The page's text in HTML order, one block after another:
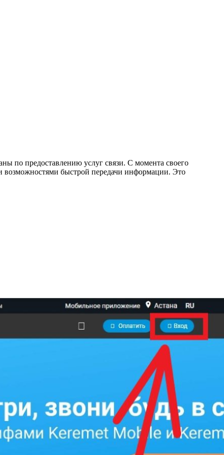
по предоставлению услуг связи. С момента своего
возможностями быстрой передачи информации. Это